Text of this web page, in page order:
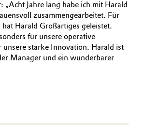
„Acht Jahre lang habe ich mit Harald
zusammengearbeitet. Für
hat Harald Großartiges geleistet.
für unsere operative
unsere starke Innovation. Harald ist
Manager und ein wunderbarer